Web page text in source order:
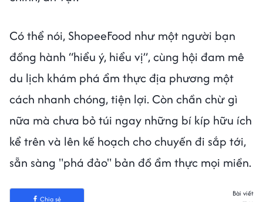
Có thể nói, ShopeeFood như một người bạn
đồng hành “hiểu ý, hiểu vị”, cùng hội đam mê
du lịch khám phá ẩm thực địa phương một
cách nhanh chóng, tiện lợi. Còn chần chừ gì
nữa mà chưa bỏ túi ngay những bí kíp hữu ích
kể trên và lên kế hoạch cho chuyến đi sắp tới,
sẵn sàng "phá đảo" bản đồ ẩm thực mọi miền.
Chia sẻ
Bài viết